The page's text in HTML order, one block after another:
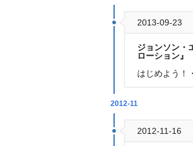
2013-09-23
ジョンソン・
ローション』
はじめよう！
2012-11
2012-11-16